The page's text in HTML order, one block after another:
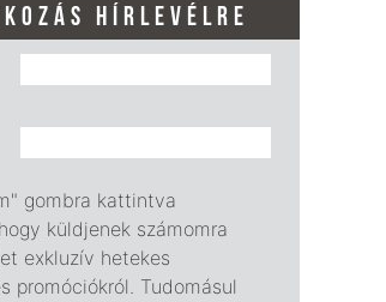
HÍRLEVÉLRE
gombra kattintva
küldjenek számomra
exkluzív hetekes
promóciókról. Tudomásul